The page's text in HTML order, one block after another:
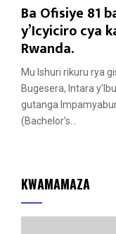
Ba Ofisiye 81
y’Icyiciro cya
Rwanda.
Mu Ishuri rikuru rya
Bugesera, Intara
gutanga
(Bachelor’s...
KWAMAMAZA